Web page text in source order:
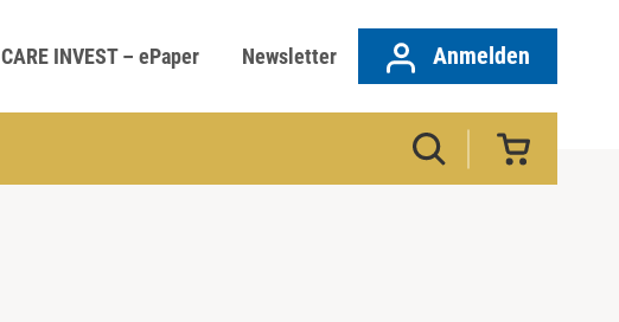
CARE INVEST – ePaper Newsletter Anmelden